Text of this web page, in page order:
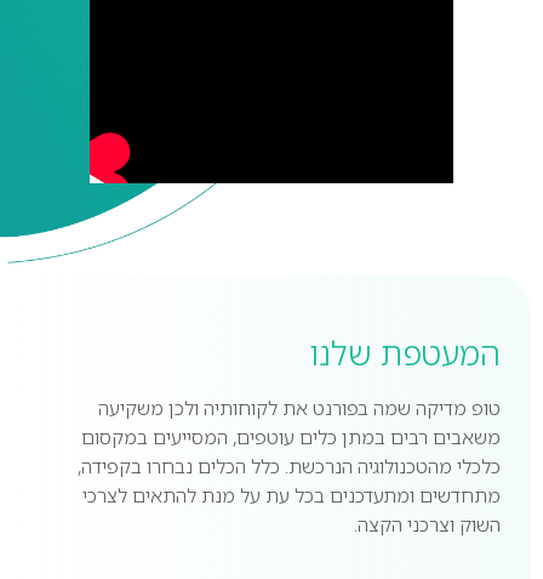
המעטפת שלנו
טופ מדיקה שמה בפורנט את לקוחותיה ולכן משקיעה
משאבים רבים במתן כלים עוטפים, המסייעים במקסום
כלכלי מהטכנולוגיה הנרכשת. כלל הכלים נבחרו בקפידה,
מתחדשים ומתעדכנים בכל עת על מנת להתאים לצרכי
השוק וצרכני הקצה.